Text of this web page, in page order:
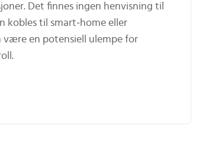
Det finnes ingen henvisning til
kobles til smart‑home eller
være en potensiell ulempe for